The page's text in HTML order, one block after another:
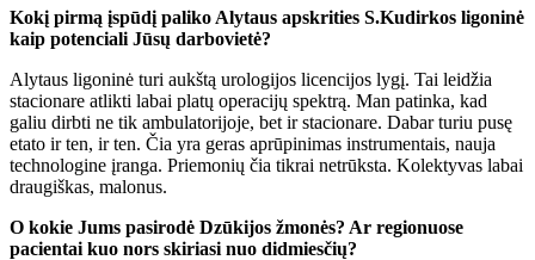
Kokį pirmą įspūdį paliko Alytaus apskrities S.Kudirkos ligoninė
kaip potenciali Jūsų darbovietė?
Alytaus ligoninė turi aukštą urologijos licencijos lygį. Tai leidžia
stacionare atlikti labai platų operacijų spektrą. Man patinka, kad
galiu dirbti ne tik ambulatorijoje, bet ir stacionare. Dabar turiu pusę
etato ir ten, ir ten. Čia yra geras aprūpinimas instrumentais, nauja
technologine įranga. Priemonių čia tikrai netrūksta. Kolektyvas labai
draugiškas, malonus.
O kokie Jums pasirodė Dzūkijos žmonės? Ar regionuose
pacientai kuo nors skiriasi nuo didmiesčių?